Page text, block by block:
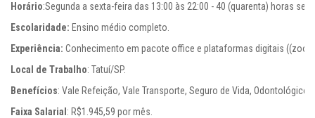
Horário
Escolaridade: Ensino médio completo.
Experiência:
Local de Trabalho
Benefícios
Faixa Salarial : R$1.945,59 por mês.